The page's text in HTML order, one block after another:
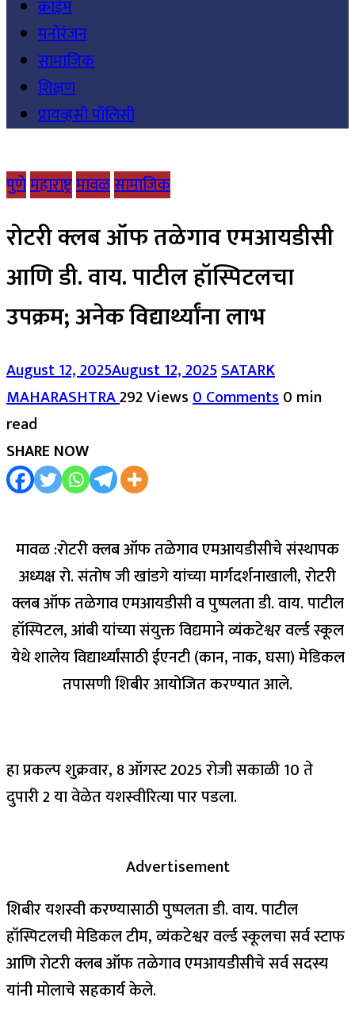
क्राईम
मनोरंजन
सामाजिक
शिक्षण
प्रायव्हसी पॉलिसी
पुणेमहाराष्ट्रमावळसामाजिक
रोटरी क्लब ऑफ तळेगाव एमआयडीसी
आणि डी. वाय. पाटील हॉस्पिटलचा
उपक्रम; अनेक विद्यार्थ्यांना लाभ
August 12, 2025August 12, 2025SATARK
MAHARASHTRA292 Views0 Comments0 min
read
SHARE NOW
मावळ :रोटरी क्लब ऑफ तळेगाव एमआयडीसीचे संस्थापक
अध्यक्ष रो. संतोष जी खांडगे यांच्या मार्गदर्शनाखाली, रोटरी
क्लब ऑफ तळेगाव एमआयडीसी व पुष्पलता डी. वाय. पाटील
हॉस्पिटल, आंबी यांच्या संयुक्त विद्यमाने व्यंकटेश्वर वर्ल्ड स्कूल
येथे शालेय विद्यार्थ्यांसाठी ईएनटी (कान, नाक, घसा) मेडिकल
तपासणी शिबीर आयोजित करण्यात आले.
हा प्रकल्प शुक्रवार, 8 ऑगस्ट 2025 रोजी सकाळी 10 ते
दुपारी 2 या वेळेत यशस्वीरित्या पार पडला.
Advertisement
शिबीर यशस्वी करण्यासाठी पुष्पलता डी. वाय. पाटील
हॉस्पिटलची मेडिकल टीम, व्यंकटेश्वर वर्ल्ड स्कूलचा सर्व स्टाफ
आणि रोटरी क्लब ऑफ तळेगाव एमआयडीसीचे सर्व सदस्य
यांनी मोलाचे सहकार्य केले.